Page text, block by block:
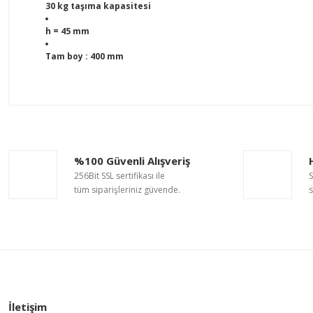
30 kg taşıma kapasitesi
h = 45 mm
Tam boy : 400 mm
Ürün açıklamasında eksik bilgiler bulunuyor.
Ürün bilgilerinde hatalar bulunuyor.
%100 Güvenli Alışveriş
256Bit SSL sertifikası ile
tüm siparişleriniz güvende.
İletişim